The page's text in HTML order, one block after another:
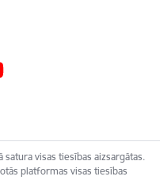
satura visas tiesības aizsargātas.
platformas visas tiesības